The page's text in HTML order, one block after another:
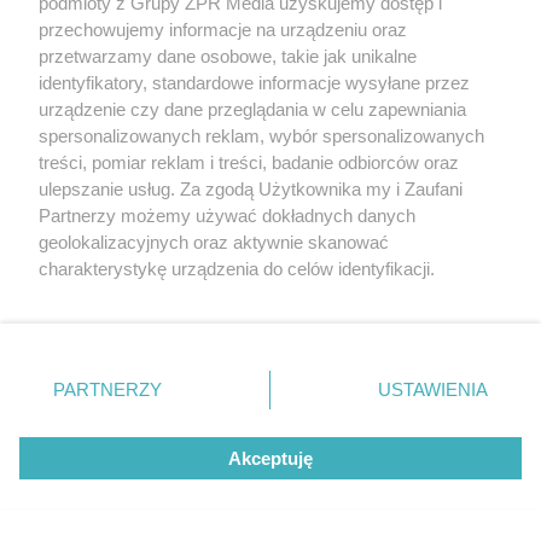
WIĘCEJ
ZOBACZ WIĘCEJ
przechowujemy informacje na urządzeniu oraz
przetwarzamy dane osobowe, takie jak unikalne
identyfikatory, standardowe informacje wysyłane przez
urządzenie czy dane przeglądania w celu zapewniania
spersonalizowanych reklam, wybór spersonalizowanych
treści, pomiar reklam i treści, badanie odbiorców oraz
ulepszanie usług. Za zgodą Użytkownika my i Zaufani
Partnerzy możemy używać dokładnych danych
geolokalizacyjnych oraz aktywnie skanować
charakterystykę urządzenia do celów identyfikacji.
zmienić/wycofać klikając przycisk ustawień prywatności
znajdujący się w lewym dolnym rogu strony
rodzaje przetwarzania danych nie wymagają zgody
użytkownika, ale masz prawo sprzeciwić się takiemu
przetwarzaniu. Preferencje będą miały zastosowanie tylko
PARTNERZY USTAWIENIA
Akceptuję